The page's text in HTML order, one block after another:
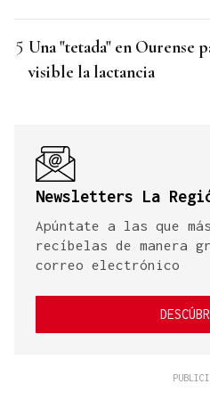
Una "tetada" en Ourense
visible la lactancia
Newsletters La
Apúntate a las que
recíbelas de manera
correo electrónico